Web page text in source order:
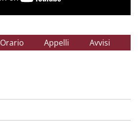
Orario Appelli Avvisi